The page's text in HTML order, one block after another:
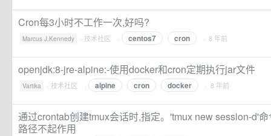
Cron每3小时不工作一次,好吗?
Marcus J.Kennedy · 技术社区 · centos7 cron · 8 年前
openjdk:8-jre-alpine:-使用docker和cron定期执行jar文件
Vartika · 技术社区 · alpine cron docker · 8 年前
通过crontab创建tmux会话时,指定。'tmux new session-d'
路径不起作用